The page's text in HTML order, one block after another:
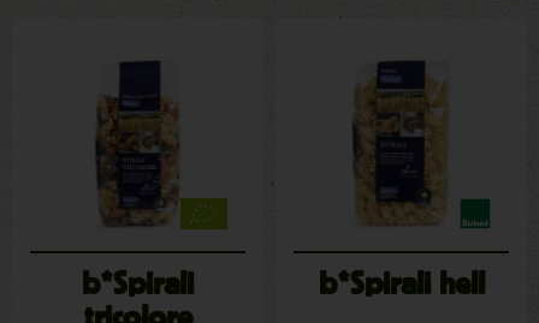
b*Spirali
tricolore
b*Spirali hell